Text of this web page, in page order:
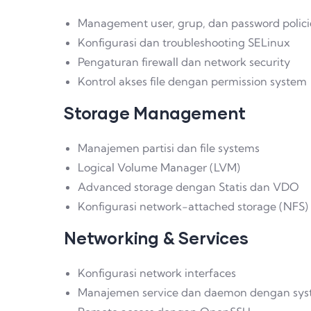
Management user, grup, dan password
Konfigurasi dan troubleshooting SELinux
Pengaturan firewall dan network security
Kontrol akses file dengan permission system
Storage Management
Manajemen partisi dan file systems
Logical Volume Manager (LVM)
Advanced storage dengan Statis dan VDO
Konfigurasi network-attached storage (NFS)
Networking & Services
Konfigurasi network interfaces
Manajemen service dan daemon dengan